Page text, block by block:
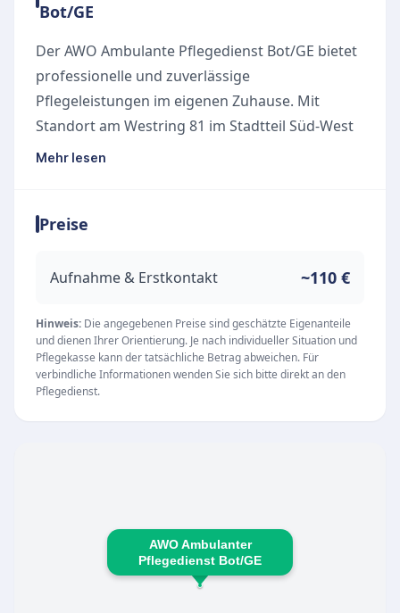
Bot/GE
Der AWO Ambulante Pflegedienst Bot/GE bietet
professionelle und zuverlässige
Pflegeleistungen im eigenen Zuhause. Mit
Standort am Westring 81 im Stadtteil Süd-West
in Bottrop versorgt das engagierte Team
großen Wert darauf, seine Klienten individuell,
Umfeld zu pflegen und zu begleiten.
Als spezialisierter ambulanter Dienst steht die
ganzheitliche und professionelle Betreuung der
Patienten im Vordergrund. Die Schwerpunkte
umfassen:
Ambulante Pflege und verlässliche Betreuung zu
Unterstützung und Begleitung im Alltag
Der Pflegedienst zeichnet sich durch eine hohe
Kooperationsbereitschaft und eine
Mehr lesen
Preise
Aufnahme & Erstkontakt ~110 €
Hinweis: Die angegebenen Preise sind geschätzte Eigenanteile
und dienen Ihrer Orientierung. Je nach individueller Situation und
Pflegekasse kann der tatsächliche Betrag abweichen. Für
verbindliche Informationen wenden Sie sich bitte direkt an den
Pflegedienst.
AWO Ambulanter
Pflegedienst Bot/GE